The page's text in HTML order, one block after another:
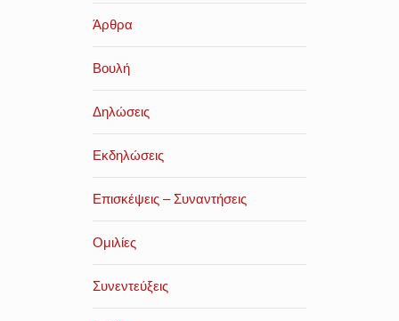
Άρθρα
Βουλή
Δηλώσεις
Εκδηλώσεις
Επισκέψεις – Συναντήσεις
Ομιλίες
Συνεντεύξεις